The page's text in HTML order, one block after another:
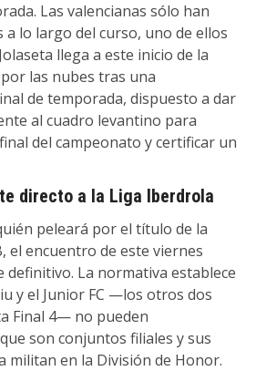
Las valencianas sólo han
a lo largo del curso, uno de ellos
llega a este inicio de la
las nubes tras una
de temporada, dispuesto a dar
al cuadro levantino para
del campeonato y certificar un
directo a la Liga Iberdrola
peleará por el título de la
el encuentro de este viernes
definitivo. La normativa establece
y el Junior FC —los otros dos
Final 4— no pueden
son conjuntos filiales y sus
militan en la División de Honor.